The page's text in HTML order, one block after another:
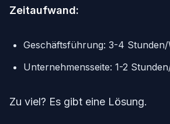
Zeitaufwand:
Geschäftsführung: 3-4 Stunden/
Unternehmensseite: 1-2
Zu viel? Es gibt eine Lösung.